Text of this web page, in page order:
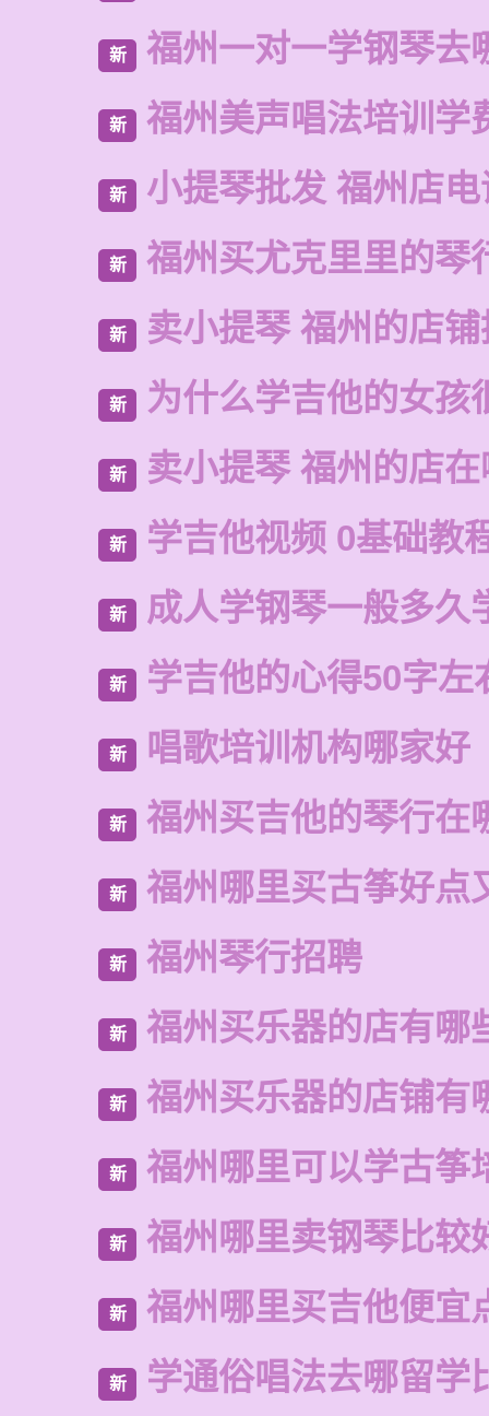
新 福州一对一学钢琴去
新 福州美声唱法培训学
新 小提琴批发 福州店
新 福州买尤克里里的琴
新 卖小提琴 福州的店
新 为什么学吉他的女孩
新 卖小提琴 福州的店
新 学吉他视频 0基础教
新 成人学钢琴一般多久
新 学吉他的心得50字左
新 唱歌培训机构哪家好
新 福州买吉他的琴行在
新 福州哪里买古筝好点
新 福州琴行招聘
新 福州买乐器的店有哪
新 福州买乐器的店铺有
新 福州哪里可以学古筝
新 福州哪里卖钢琴比较
新 福州哪里买吉他便宜
新 学通俗唱法去哪留学